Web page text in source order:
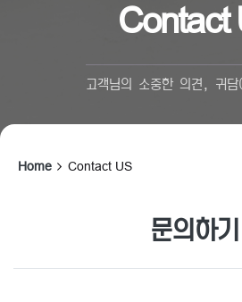
Contact
고객님의 소중한 의견, 귀담
Home Contact US
문의하기